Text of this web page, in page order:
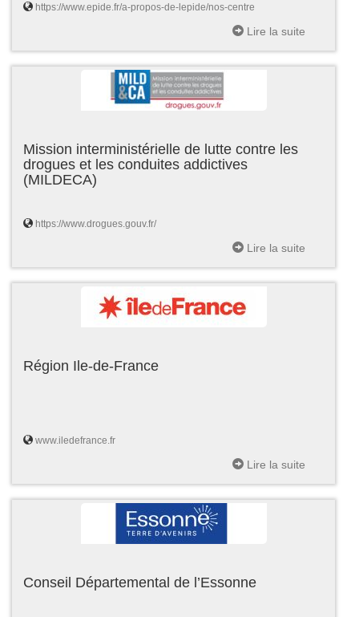
https://www.epide.fr/a-propos-de-lepide/nos-centre
Lire la suite
Mission interministérielle de lutte contre les
drogues et les conduites addictives
(MILDECA)
https://www.drogues.gouv.fr/
Lire la suite
Région Ile-de-France
www.iledefrance.fr
Lire la suite
Conseil Départemental de l’Essonne